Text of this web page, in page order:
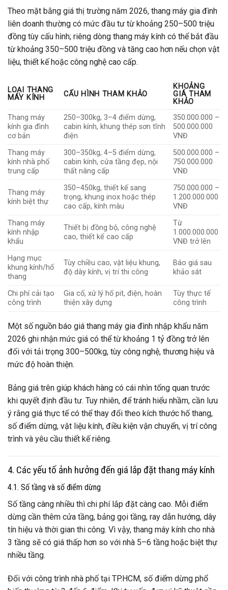
Theo mặt bằng giá thị trường năm 2026, thang máy gia đình
liên doanh thường có mức đầu tư từ khoảng 250–500 triệu
đồng tùy cấu hình; riêng dòng thang máy kính có thể bắt đầu
từ khoảng 350–500 triệu đồng và tăng cao hơn nếu chọn vật
liệu, thiết kế hoặc công nghệ cao cấp.
LOẠI THANG
MÁY KÍNH
CẤU HÌNH THAM KHẢO
KHOẢNG
GIÁ THAM
KHẢO
Thang máy
kính gia đình
cơ bản
250–300kg, 3–4 điểm dừng,
cabin kính, khung thép sơn tĩnh
điện
350.000.000 –
500.000.000
VNĐ
Thang máy
kính nhà phố
trung cấp
300–350kg, 4–5 điểm dừng,
cabin kính, cửa tầng đẹp, nội
thất nâng cấp
500.000.000 –
750.000.000
VNĐ
Thang máy
kính biệt thự
350–450kg, thiết kế sang
trọng, khung inox hoặc thép
cao cấp, kính màu
750.000.000 –
1.200.000.000
VNĐ
Thang máy
kính nhập
khẩu
Thiết bị đồng bộ, công nghệ
cao, thiết kế cao cấp
Từ
1.000.000.000
VNĐ trở lên
Hạng mục
khung kính/hố
thang
Tùy chiều cao, vật liệu khung,
độ dày kính, vị trí thi công
Báo giá sau
khảo sát
Chi phí cải tạo
công trình
Gia cố, xử lý hố pit, điện, hoàn
thiện xây dựng
Tùy thực tế
công trình
Một số nguồn báo giá thang máy gia đình nhập khẩu năm
2026 ghi nhận mức giá có thể từ khoảng 1 tỷ đồng trở lên
đối với tải trọng 300–500kg, tùy công nghệ, thương hiệu và
mức độ hoàn thiện.
Bảng giá trên giúp khách hàng có cái nhìn tổng quan trước
khi quyết định đầu tư. Tuy nhiên, để tránh hiểu nhầm, cần lưu
ý rằng giá thực tế có thể thay đổi theo kích thước hố thang,
số điểm dừng, vật liệu kính, điều kiện vận chuyển, vị trí công
trình và yêu cầu thiết kế riêng.
4. Các yếu tố ảnh hưởng đến giá lắp đặt thang máy kính
4.1. Số tầng và số điểm dừng
Số tầng càng nhiều thì chi phí lắp đặt càng cao. Mỗi điểm
dừng cần thêm cửa tầng, bảng gọi tầng, ray dẫn hướng, dây
tín hiệu và thời gian thi công. Vì vậy, thang máy kính cho nhà
3 tầng sẽ có giá thấp hơn so với nhà 5–6 tầng hoặc biệt thự
nhiều tầng.
Đối với công trình nhà phố tại TP.HCM, số điểm dừng phổ